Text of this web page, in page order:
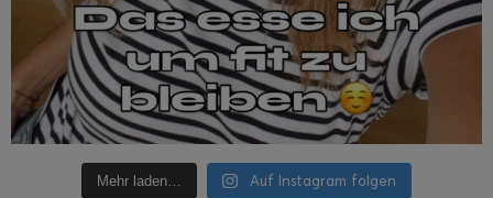
Mehr laden… Auf Instagram folgen